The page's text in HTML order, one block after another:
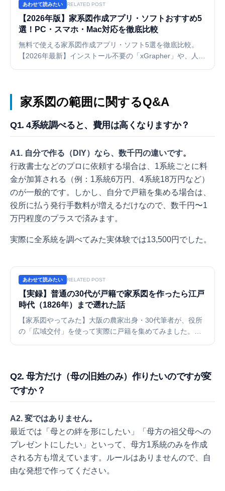
あわせて読みたい RELATED POST
【2026年版】家系図作成アプリ・ソフトおすすめ5
選！PC・スマホ・Mac対応を徹底比較
無料で使える家系図作成アプリ・ソフト5選を徹底比較。
【2026年最新】インストール不要の「xGrapher」や、人気
家系図の範囲に関するQ&A
Q1. 4系統調べると、費用は高くなりますか？
A1. 自分で作る（DIY）なら、数千円の違いです。
行政書士などのプロに依頼する場合は、1系統ごとに料
金が加算される（例：1系統6万円、4系統18万円など）
のが一般的です。しかし、自分で戸籍を集める場合は、
役所に払う発行手数料が増えるだけなので、数千円〜1
万円程度のプラスで済みます。
実際に全系統を調べてみた実体験では13,500円でした。
あわせて読みたい RELATED POST
【実録】普通の30代が戸籍で家系図を作ったら江戸
時代（1826年）まで遡れた話
【家系図やってみた】大阪の農家出身・30代筆者が、役所
の「広域交付」を使って実際に戸籍を集めてみました。か
Q2. 母方だけ（母の旧姓のみ）作りたいのですが変
ですか？
A2. 変ではありません。
最近では「母との絆を形にしたい」「母方の祖父母への
プレゼントにしたい」といって、母方1系統のみを作成
される方も増えています。ルールはありませんので、自
由な発想で作ってください。